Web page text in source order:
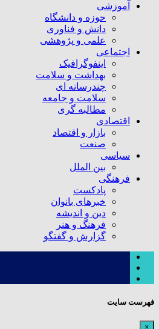
آموزشی
حوزه و دانشگاه
دانش و فناوری
علمی و پژوهشی
اجتماعی
اینفوگرافیک
بهداشت و سلامت
چندرسانه ای
سلامت و جامعه
مطالبه گری
اقتصادی
بازار و اقتصاد
صنعت
سیاسی
بین الملل
فرهنگی
پادکست
خبرهای بانوان
دین و اندیشه
فرهنگ و هنر
گزارش و گفتگو
فهرست سایت
×